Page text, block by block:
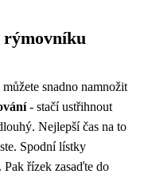
rýmovníku
snadno namnožit
- stačí ustřihnout
Nejlepší čas na to
Spodní lístky
Pak řízek zasaďte do